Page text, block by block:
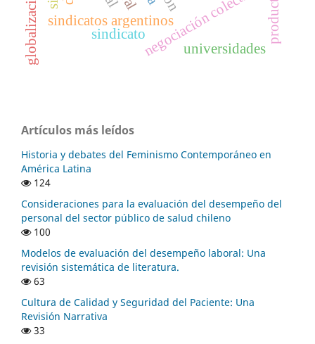
sindicatos argentinosnegociación colectiva.
globalización universidades
sindicato
Artículos más leídos
Historia y debates del Feminismo Contemporáneo en
América Latina
124
Consideraciones para la evaluación del desempeño del
personal del sector público de salud chileno
100
Modelos de evaluación del desempeño laboral: Una
revisión sistemática de literatura.
63
Cultura de Calidad y Seguridad del Paciente: Una
Revisión Narrativa
33